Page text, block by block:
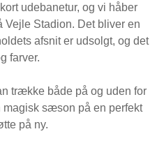
udebanetur, og vi håber
Stadion. Det bliver en
afsnit er udsolgt, og det
farver.
trække både på og uden for
magisk sæson på en perfekt
på ny.